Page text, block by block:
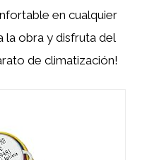
en cualquier
la obra y disfruta del
de climatización!